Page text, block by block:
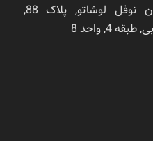
تهران, خیابان ولیعصر, خیابان نوفل لوشاتو, پلاک 88,